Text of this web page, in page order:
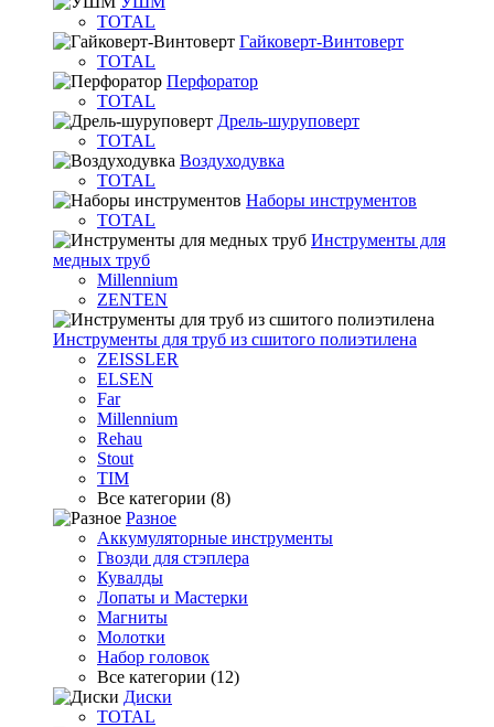
TOTAL
Гайковерт-Винтоверт
TOTAL
Перфоратор
TOTAL
Дрель-шуруповерт
TOTAL
Воздуходувка
TOTAL
Наборы инструментов
TOTAL
Инструменты для
медных труб
Millennium
ZENTEN
Инструменты для труб из сшитого полиэтилена
ZEISSLER
ELSEN
Far
Millennium
Rehau
Stout
TIM
Все категории (8)
Разное
Аккумуляторные инструменты
Гвозди для стэплера
Кувалды
Лопаты и Мастерки
Магниты
Молотки
Набор головок
Все категории (12)
Диски
TOTAL